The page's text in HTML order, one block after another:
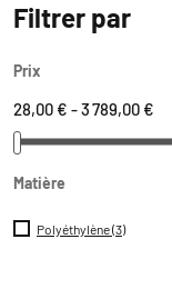
Filtrer par
Prix
28,00 € - 3 789,00 €
Matière
Polyéthylène(3)